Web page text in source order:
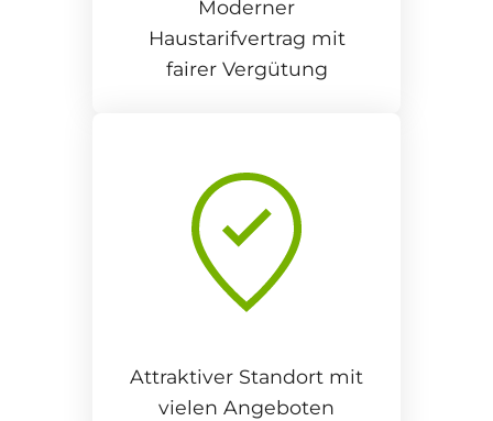
Moderner
Haustarifvertrag mit
fairer Vergütung
Attraktiver Standort mit
vielen Angeboten